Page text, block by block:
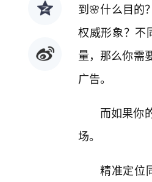
到🌸什么目的
权威形象？不
量，那么你需
广告。
而如果你
场。
精准定位